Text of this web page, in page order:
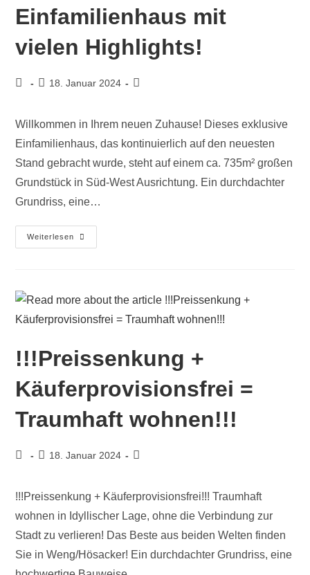
Einfamilienhaus mit
vielen Highlights!
18. Januar 2024
Willkommen in Ihrem neuen Zuhause! Dieses exklusive
Einfamilienhaus, das kontinuierlich auf den neuesten
Stand gebracht wurde, steht auf einem ca. 735m² großen
Grundstück in Süd-West Ausrichtung. Ein durchdachter
Grundriss, eine…
Weiterlesen
!!!Preissenkung +
Käuferprovisionsfrei =
Traumhaft wohnen!!!
18. Januar 2024
!!!Preissenkung + Käuferprovisionsfrei!!! Traumhaft
wohnen in Idyllischer Lage, ohne die Verbindung zur
Stadt zu verlieren! Das Beste aus beiden Welten finden
Sie in Weng/Hösacker! Ein durchdachter Grundriss, eine